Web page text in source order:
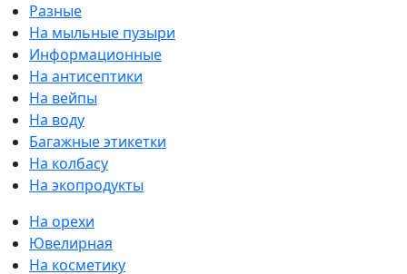
Разные
На мыльные пузыри
Информационные
На антисептики
На вейпы
На воду
Багажные этикетки
На колбасу
На экопродукты
На орехи
Ювелирная
На косметику